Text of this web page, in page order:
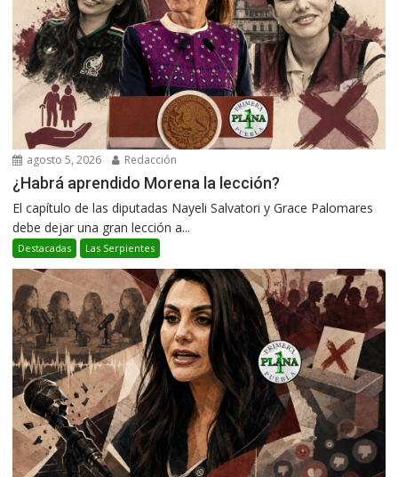
agosto 5, 2026 Redacción
¿Habrá aprendido Morena la lección?
El capítulo de las diputadas Nayeli Salvatori y Grace Palomares
debe dejar una gran lección a...
Destacadas Las Serpientes